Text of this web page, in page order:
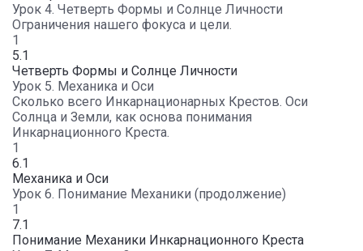
Урок 4. Четверть Формы и Солнце Личности
Ограничения нашего фокуса и цели.
1
5.1
Четверть Формы и Солнце Личности
Урок 5. Механика и Оси
Сколько всего Инкарнационарных Крестов. Оси
Солнца и Земли, как основа понимания
Инкарнационного Креста.
1
6.1
Механика и Оси
Урок 6. Понимание Механики (продолжение)
1
7.1
Понимание Механики Инкарнационного Креста